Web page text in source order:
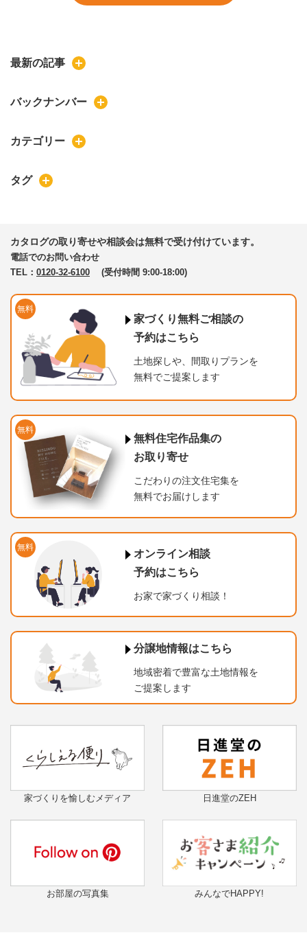
最新の記事
バックナンバー
カテゴリー
タグ
カタログの取り寄せや相談会は無料で受け付けています。
電話でのお問い合わせ
TEL： 0120-32-6100 (受付時間 9:00-18:00)
無料
家づくり無料ご相談の
予約はこちら
土地探しや、間取りプランを
無料でご提案します
無料
無料住宅作品集の
お取り寄せ
こだわりの注文住宅集を
無料でお届けします
無料
オンライン相談
予約はこちら
お家で家づくり相談！
分譲地情報はこちら
地域密着で豊富な土地情報を
ご提案します
家づくりを愉しむメディア 日進堂のZEH
お部屋の写真集 みんなでHAPPY!